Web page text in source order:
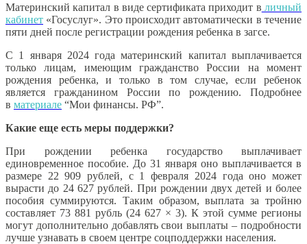
Материнский капитал в виде сертификата приходит в личный
кабинет «Госуслуг». Это происходит автоматически в течение
пяти дней после регистрации рождения ребенка в загсе.
С 1 января 2024 года материнский капитал выплачивается
только лицам, имеющим гражданство России на момент
рождения ребенка, и только в том случае, если ребенок
является гражданином России по рождению. Подробнее
в материале “Мои финансы. РФ”.
Какие еще есть меры поддержки?
При рождении ребенка государство выплачивает
единовременное пособие. До 31 января оно выплачивается в
размере 22 909 рублей, с 1 февраля 2024 года оно может
вырасти до 24 627 рублей. При рождении двух детей и более
пособия суммируются. Таким образом, выплата за тройню
составляет 73 881 рубль (24 627 × 3). К этой сумме регионы
могут дополнительно добавлять свои выплаты – подробности
лучше узнавать в своем центре соцподдержки населения.